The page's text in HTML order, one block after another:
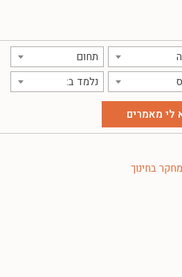
תחום
נלמד ב:
בחינוך